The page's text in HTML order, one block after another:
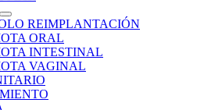
REIMPLANTACIÓN
ORAL
INTESTINAL
VAGINAL